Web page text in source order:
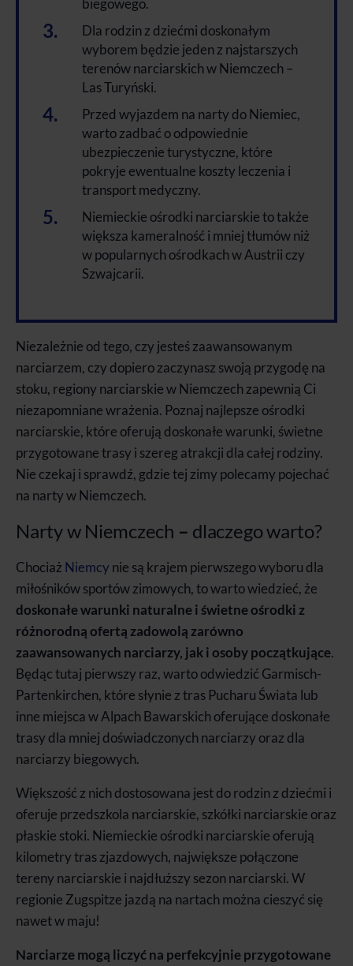
Dla rodzin z dziećmi doskonałym
wyborem będzie jeden z najstarszych
terenów narciarskich w Niemczech –
Las Turyński.
Przed wyjazdem na narty do Niemiec,
warto zadbać o odpowiednie
ubezpieczenie turystyczne, które
pokryje ewentualne koszty leczenia i
transport medyczny.
Niemieckie ośrodki narciarskie to także
większa kameralność i mniej tłumów niż
w popularnych ośrodkach w Austrii czy
Szwajcarii.
Niezależnie od tego, czy jesteś zaawansowanym
narciarzem, czy dopiero zaczynasz swoją przygodę na
stoku, regiony narciarskie w Niemczech zapewnią Ci
niezapomniane wrażenia. Poznaj najlepsze ośrodki
narciarskie, które oferują doskonałe warunki, świetne
przygotowane trasy i szereg atrakcji dla całej rodziny.
Nie czekaj i sprawdź, gdzie tej zimy polecamy pojechać
na narty w Niemczech.
Narty w Niemczech – dlaczego warto?
Chociaż Niemcy nie są krajem pierwszego wyboru dla
miłośników sportów zimowych, to warto wiedzieć, że
doskonałe warunki naturalne i świetne ośrodki z
różnorodną ofertą zadowolą zarówno
zaawansowanych narciarzy, jak i osoby początkujące.
Będąc tutaj pierwszy raz, warto odwiedzić Garmisch-
Partenkirchen, które słynie z tras Pucharu Świata lub
inne miejsca w Alpach Bawarskich oferujące doskonałe
trasy dla mniej doświadczonych narciarzy oraz dla
narciarzy biegowych.
Większość z nich dostosowana jest do rodzin z dziećmi i
oferuje przedszkola narciarskie, szkółki narciarskie oraz
płaskie stoki. Niemieckie ośrodki narciarskie oferują
kilometry tras zjazdowych, największe połączone
tereny narciarskie i najdłuższy sezon narciarski. W
regionie Zugspitze jazdą na nartach można cieszyć się
nawet w maju!
Narciarze mogą liczyć na perfekcyjnie przygotowane